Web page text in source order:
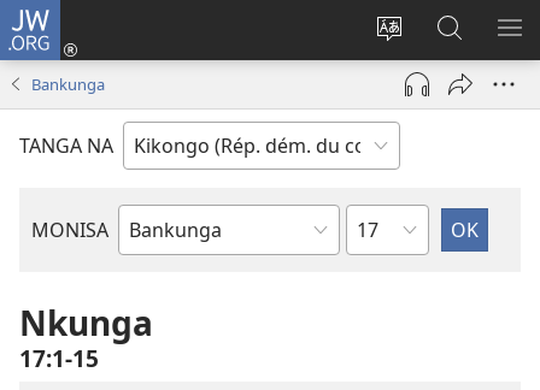
JW.ORG
Soba
ndinga
ya
site
yai
Kukota
(ke
kangula
ya
mpa)
Kusosa
na
JW.ORG
Bankunga
TANGA NA
MONISA
Mikanda
Kapu
Nkunga
17:1-15